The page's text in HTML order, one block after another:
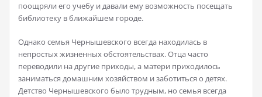
поощряли его учебу и давали ему возможность посещать
библиотеку в ближайшем городе.
Однако семья Чернышевского всегда находилась в
непростых жизненных обстоятельствах. Отца часто
переводили на другие приходы, а матери приходилось
заниматься домашним хозяйством и заботиться о детях.
Детство Чернышевского было трудным, но семья всегда